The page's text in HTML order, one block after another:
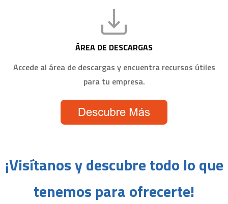
ÁREA DE DESCARGAS
Accede al área de descargas y encuentra recursos útiles
para tu empresa.
¡Visítanos y descubre todo lo que
tenemos para ofrecerte!